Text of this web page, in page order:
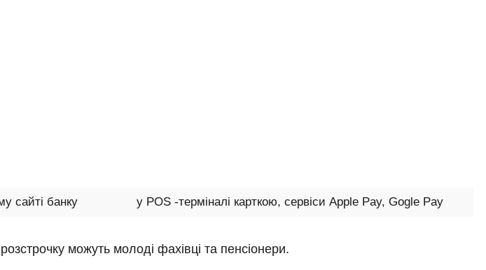
сайті банку у POS -терміналі карткою, сервіси Apple Pay, Gogle Pay
можуть молоді фахівці та пенсіонери.